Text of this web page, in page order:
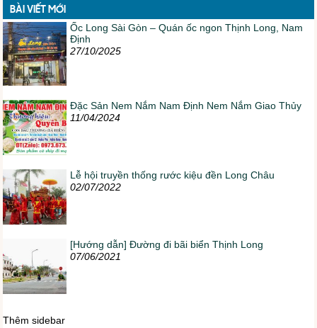
BÀI VIẾT MỚI
Ốc Long Sài Gòn – Quán ốc ngon Thịnh Long, Nam
Định
27/10/2025
Đặc Sản Nem Nắm Nam Định Nem Nắm Giao Thủy
11/04/2024
Lễ hội truyền thống rước kiệu đền Long Châu
02/07/2022
[Hướng dẫn] Đường đi bãi biển Thịnh Long
07/06/2021
Thêm sidebar